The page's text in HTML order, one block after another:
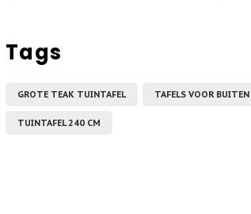
Tags
GROTE TEAK TUINTAFEL TAFELS VOOR BUITEN
TUINTAFEL 240 CM